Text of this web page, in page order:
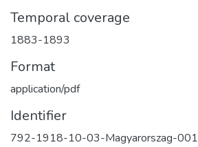
Temporal coverage
1883-1893
Format
application/pdf
Identifier
792-1918-10-03-Magyarorszag-